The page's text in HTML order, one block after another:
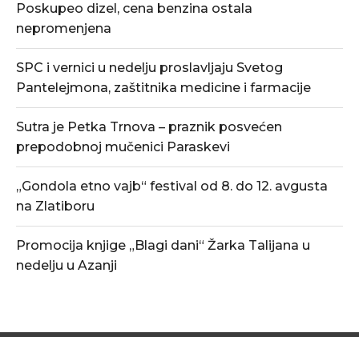
Poskupeo dizel, cena benzina ostala
nepromenjena
SPC i vernici u nedelju proslavljaju Svetog
Pantelejmona, zaštitnika medicine i farmacije
Sutra je Petka Trnova – praznik posvećen
prepodobnoj mučenici Paraskevi
„Gondola etno vajb“ festival od 8. do 12. avgusta
na Zlatiboru
Promocija knjige „Blagi dani“ Žarka Talijana u
nedelju u Azanji